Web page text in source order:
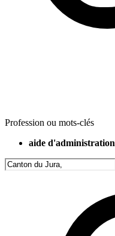
Profession ou mots-clés
aide d'administration